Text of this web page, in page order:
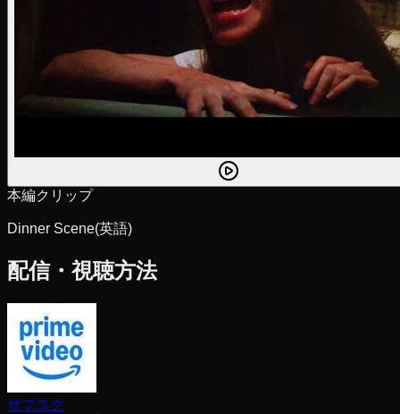
本編クリップ
Dinner Scene(英語)
配信・視聴方法
サブスク